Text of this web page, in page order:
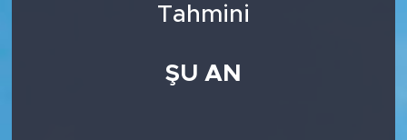
Tahmini
ŞU AN
MD Prestij Dergisi